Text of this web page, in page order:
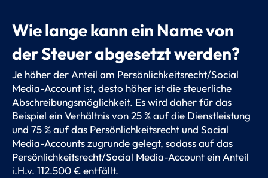
Wie lange kann ein Name von
der Steuer abgesetzt werden?
Je höher der Anteil am Persönlichkeitsrecht/Social
Media-Account ist, desto höher ist die steuerliche
Abschreibungsmöglichkeit. Es wird daher für das
Beispiel ein Verhältnis von 25 % auf die Dienstleistung
und 75 % auf das Persönlichkeitsrecht und Social
Media-Accounts zugrunde gelegt, sodass auf das
Persönlichkeitsrecht/Social Media-Account ein Anteil
i.H.v. 112.500 € entfällt.